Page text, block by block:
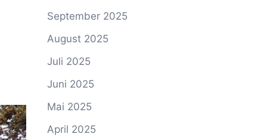
September 2025
August 2025
Juli 2025
Juni 2025
Mai 2025
April 2025